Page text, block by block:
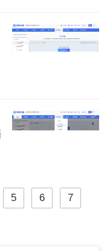
5 6 7